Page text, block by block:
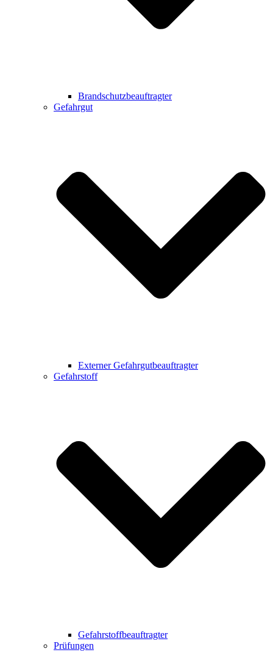
Brandschutzbeauftragter
Gefahrgut
Externer Gefahrgutbeauftragter
Gefahrstoff
Gefahrstoffbeauftragter
Prüfungen